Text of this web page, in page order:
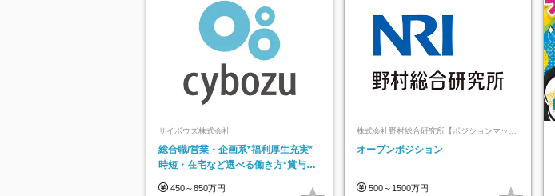
サイボウズ株式会社
総合職/営業・企画系*福利厚生充実*
時短・在宅など選べる働き方*賞与年
450～850万円
株式会社野村総合研究所【ポジションマッチ
オープンポジション
500～1500万円